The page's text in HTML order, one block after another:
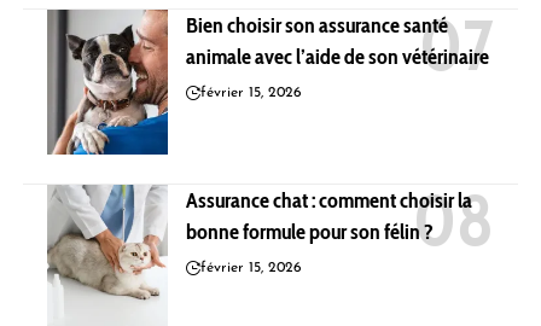
Bien choisir son assurance santé
animale avec l’aide de son vétérinaire
février 15, 2026
Assurance chat : comment choisir la
bonne formule pour son félin ?
février 15, 2026